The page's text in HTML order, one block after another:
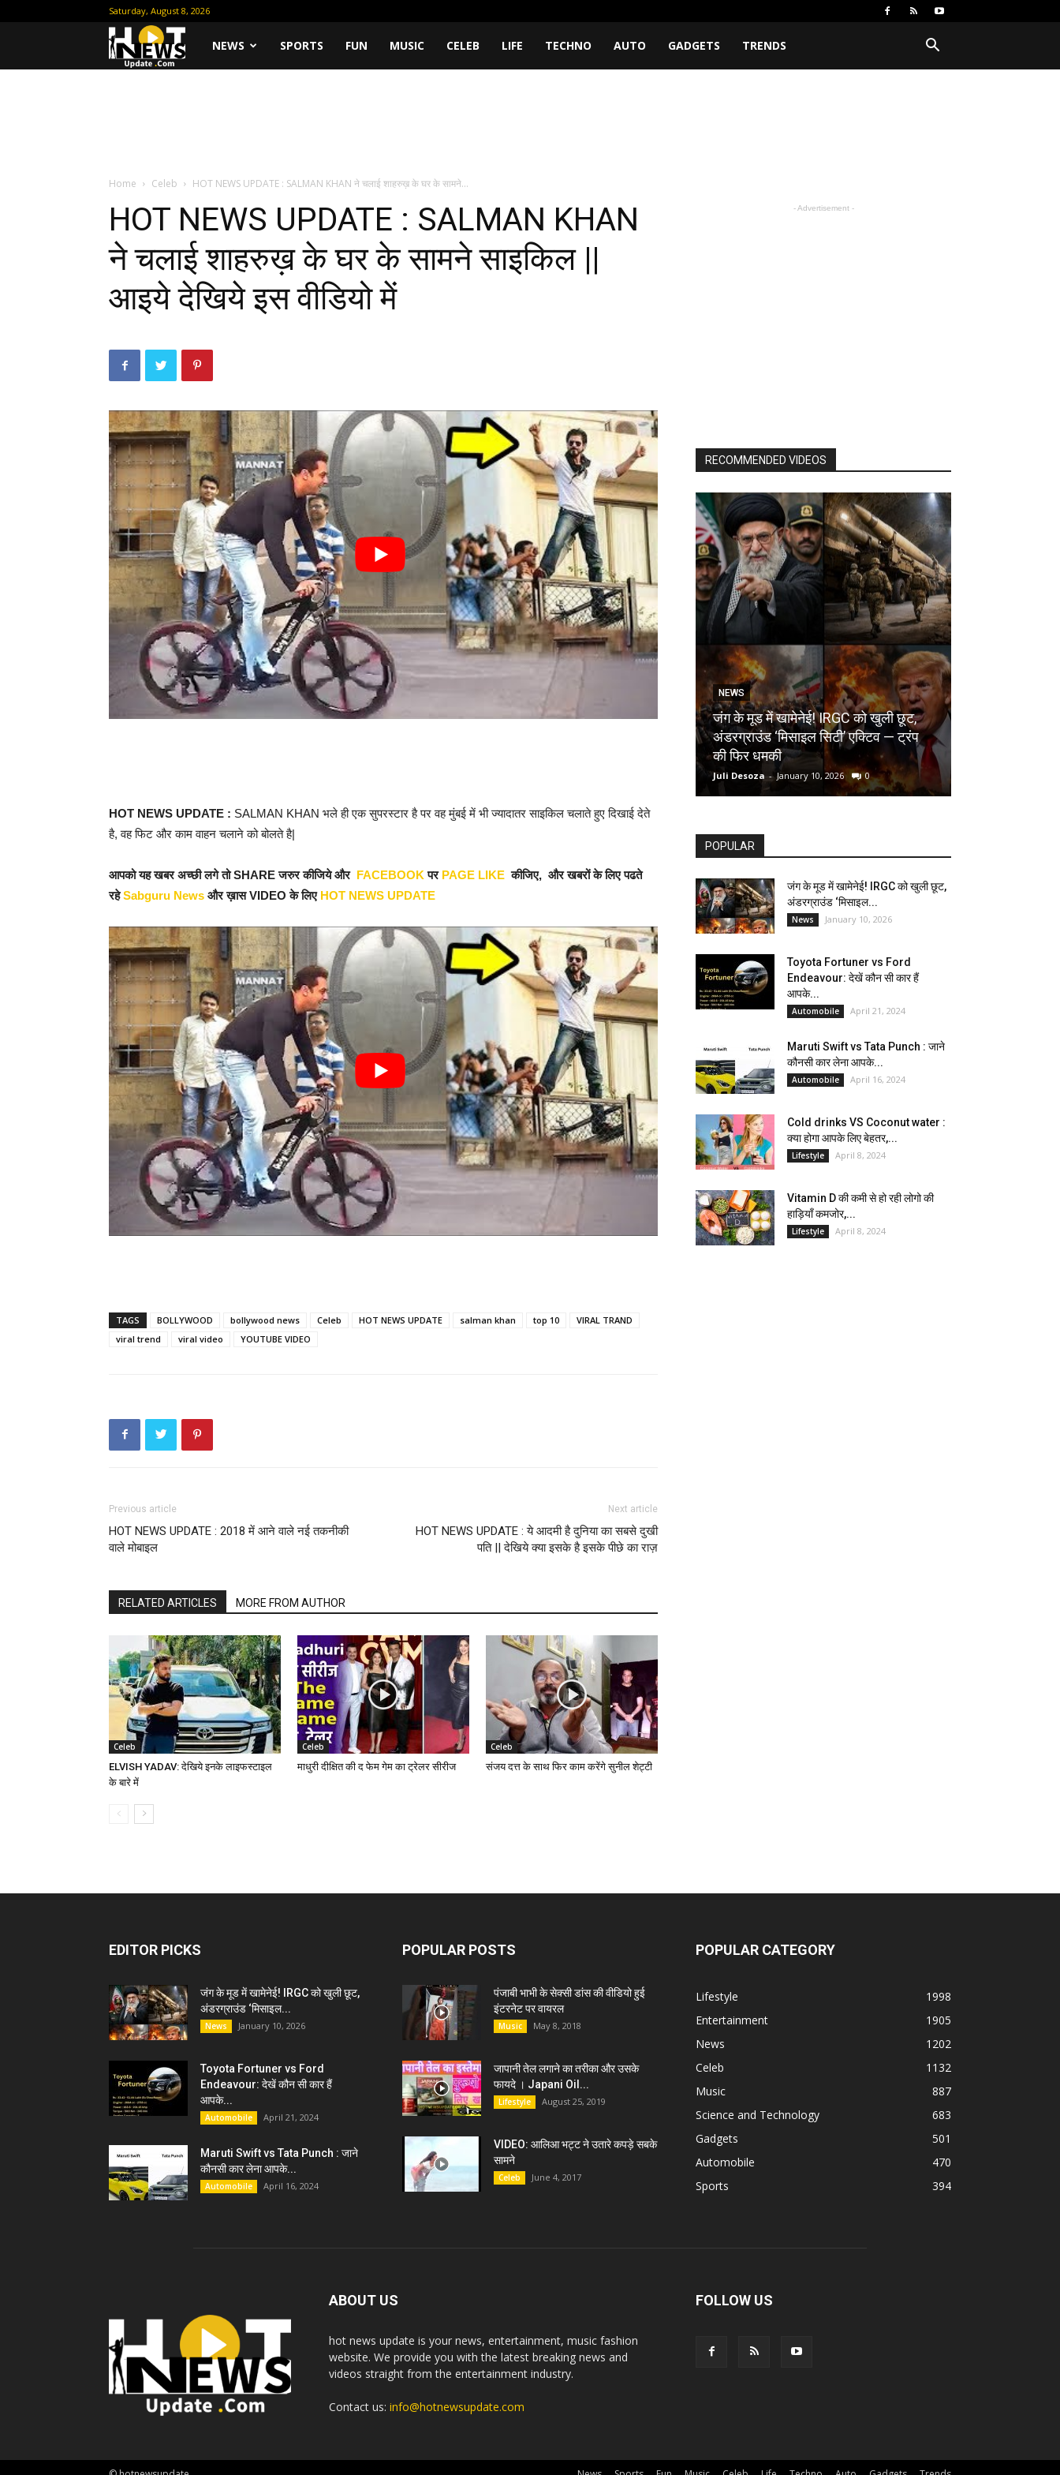
Saturday, August 8, 2026
HotNEWS SPORTS FUN MUSIC CELEB LIFE TECHNO AUTO GADGETS TRENDS
Home Celeb HOT NEWS UPDATE : SALMAN KHAN ने चलाई शाहरुख़ के घर के सामने...
HOT NEWS UPDATE : SALMAN KHAN
ने चलाई शाहरुख़ के घर के सामने साइकिल ||
आइये देखिये इस वीडियो में
HOT NEWS UPDATE : SALMAN KHAN भले ही एक सुपरस्टार है पर वह मुंबई में भी ज्यादातर साइकिल चलाते हुए दिखाई देते
है, वह फिट और काम वाहन चलाने को बोलते है|
आपको यह खबर अच्छी लगे तो SHARE जरुर कीजिये और FACEBOOK पर PAGE LIKE कीजिए, और खबरों के लिए पढते
रहेSabguru News और ख़ास VIDEO के लिए HOT NEWS UPDATE
TAGS BOLLYWOOD bollywood news Celeb HOT NEWS UPDATE salman khan top 10
VIRAL TRAND
viral trend
viral video YOUTUBE VIDEO
Previous article
HOT NEWS UPDATE : 2018 में आने वाले नई तकनीकी
वाले मोबाइल
Next article
HOT NEWS UPDATE : ये आदमी है दुनिया का सबसे दुखी
पति || देखिये क्या इसके है इसके पीछे का राज़
RELATED ARTICLES MORE FROM AUTHOR
Celeb
ELVISH YADAV: देखिये इनके लाइफस्टाइल
के बारे में
Celeb
माधुरी दीक्षित की द फेम गेम का ट्रेलर सीरीज
Celeb
संजय दत्त के साथ फिर काम करेंगे सुनील शेट्टी
- Advertisement -
RECOMMENDED VIDEOS
NEWS
जंग के मूड में खामेनेई! IRGC को खुली छूट,
अंडरग्राउंड ‘मिसाइल सिटी’ एक्टिव — ट्रंप
की फिर धमकी
Juli Desoza - January 10, 2026 0
POPULAR
जंग के मूड में खामेनेई! IRGC को खुली छूट,
अंडरग्राउंड ‘मिसाइल...
News January 10, 2026
Toyota Fortuner vs Ford
Endeavour: देखें कौन सी कार हैं
आपके...
Automobile April 21, 2024
Maruti Swift vs Tata Punch : जाने
कौनसी कार लेना आपके...
Automobile April 16, 2024
Cold drinks VS Coconut water :
क्या होगा आपके लिए बेहतर,...
Lifestyle April 8, 2024
Vitamin D की कमी से हो रही लोगो की
हाड़ियाँ कमजोर,...
Lifestyle April 8, 2024
EDITOR PICKS
जंग के मूड में खामेनेई! IRGC को खुली छूट,
अंडरग्राउंड ‘मिसाइल...
News January 10, 2026
Toyota Fortuner vs Ford
Endeavour: देखें कौन सी कार हैं
आपके...
Automobile April 21, 2024
Maruti Swift vs Tata Punch : जाने
कौनसी कार लेना आपके...
Automobile April 16, 2024
POPULAR POSTS
पंजाबी भाभी के सेक्सी डांस की वीडियो हुई
इंटरनेट पर वायरल
Music May 8, 2018
जापानी तेल लगाने का तरीका और उसके
फायदे । Japani Oil...
Lifestyle August 25, 2019
VIDEO: आलिआ भट्ट ने उतारे कपड़े सबके
सामने
Celeb June 4, 2017
POPULAR CATEGORY
Lifestyle
1998
Entertainment
1905
News
1202
Celeb
1132
Music
887
Science and Technology
683
Gadgets
501
Automobile
470
Sports
394
ABOUT US
hot news update is your news, entertainment, music fashion
website. We provide you with the latest breaking news and
videos straight from the entertainment industry.
Contact us: info@hotnewsupdate.com
FOLLOW US